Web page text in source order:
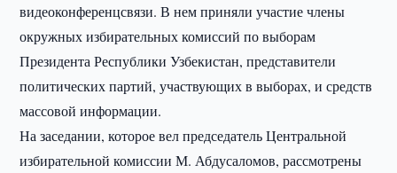
видеоконференцсвязи. В нем приняли участие члены
окружных избирательных комиссий по выборам
Президента Республики Узбекистан, представители
политических партий, участвующих в выборах, и средств
массовой информации.
На заседании, которое вел председатель Центральной
избирательной комиссии М. Абдусаломов, рассмотрены